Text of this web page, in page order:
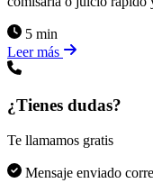
5 min
Leer más
¿Tienes dudas?
Te llamamos gratis
Mensaje enviado